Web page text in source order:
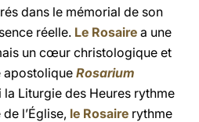
dans le mémorial de son
réelle. Le Rosaire a une
un cœur christologique et
apostolique Rosarium
la Liturgie des Heures rythme
l’Église, le Rosaire rythme